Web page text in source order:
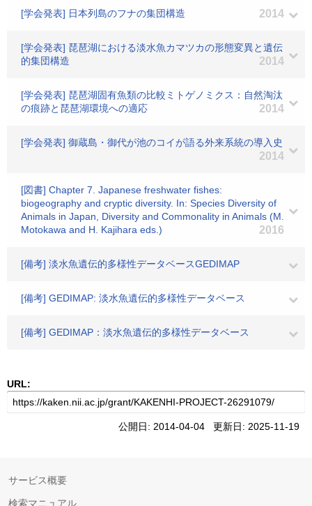
[学会発表] 日本列島のフナの集団構造 2014
[学会発表] 琵琶湖における淡水魚カマツカの形態変異と遺伝
的集団構造
2014
[学会発表] 琵琶湖固有魚類の比較ミトゲノミクス：自然淘汰
の痕跡と琵琶湖環境への適応
2014
[学会発表] 御蔵島・御代が池のコイが語る外来系統の導入史
2014
[図書] Chapter 7. Japanese freshwater fishes:
biogeography and cryptic diversity. In: Species Diversity of
Animals in Japan, Diversity and Commonality in Animals (M.
Motokawa and H. Kajihara eds.)
2016
[備考] 淡水魚遺伝的多様性データベースGEDIMAP
[備考] GEDIMAP: 淡水魚遺伝的多様性データベース
[備考] GEDIMAP：淡水魚遺伝的多様性データベース
URL:
公開日: 2014-04-04 更新日: 2025-11-19
サービス概要
検索マニュアル